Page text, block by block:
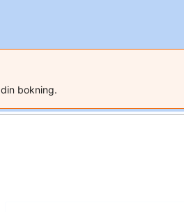
bokning.